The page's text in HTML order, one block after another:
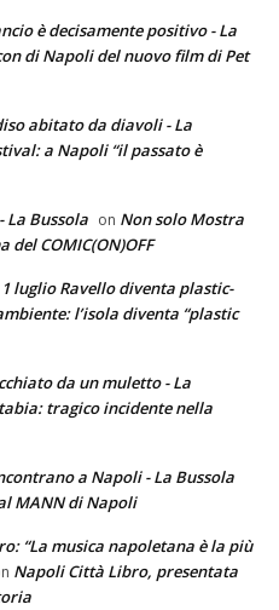
è decisamente positivo - La
di Napoli del nuovo film di Pet
abitato da diavoli - La
a Napoli “il passato è
La Bussola on Non solo Mostra
COMIC(ON)OFF
luglio Ravello diventa plastic-
l’isola diventa “plastic
da un muletto - La
tragico incidente nella
a Napoli - La Bussola
MANN di Napoli
“La musica napoletana è la più
Napoli Città Libro, presentata